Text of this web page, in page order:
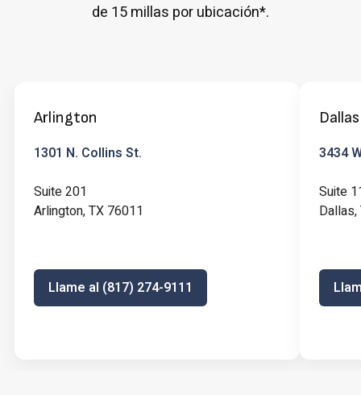
de 15 millas por ubicación*.
Arlington
1301 N. Collins St.
Suite 201
Arlington, TX 76011
Llame al (817) 274-9111
Dallas
3434
Suite